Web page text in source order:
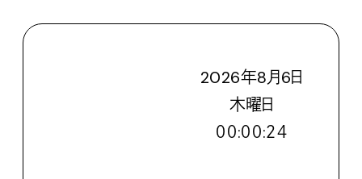
2026年8月6日
木曜日
００:００:２５